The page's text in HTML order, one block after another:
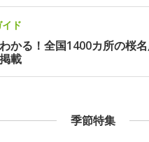
ド
かる！全国1400カ所の桜
載
季節特集